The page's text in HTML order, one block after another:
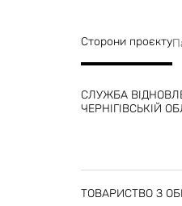
Сторони проєкту
СЛУЖБА
ЧЕРНІГІВСЬКІЙ
ТОВАРИСТВО З